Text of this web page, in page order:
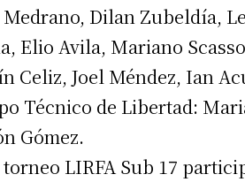
Dilan Zubeldía,
Elio Avila, Mariano
Celiz, Joel Méndez, Ian
Técnico de Libertad:
Gómez.
LIRFA Sub 17